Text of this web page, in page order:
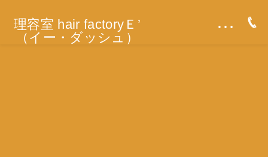
理容室 hair factoryＥ’
（イー・ダッシュ）
…